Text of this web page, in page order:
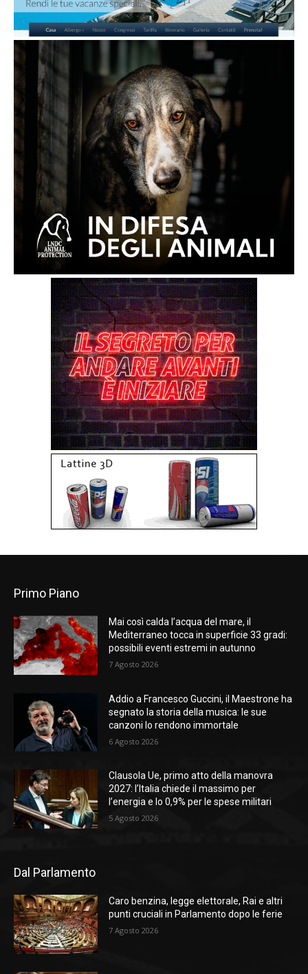
Primo Piano
Mai così calda l’acqua del mare, il
Mediterraneo tocca in superficie 33 gradi:
possibili eventi estremi in autunno
7 Agosto 2026
Addio a Francesco Guccini, il Maestrone ha
segnato la storia della musica: le sue
canzoni lo rendono immortale
6 Agosto 2026
Clausola Ue, primo atto della manovra
2027: l’Italia chiede il massimo per
l’energia e lo 0,9% per le spese militari
5 Agosto 2026
Dal Parlamento
Caro benzina, legge elettorale, Rai e altri
punti cruciali in Parlamento dopo le ferie
7 Agosto 2026